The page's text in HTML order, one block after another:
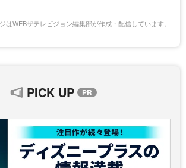
はWEBザテレビジョン編集部が作成・配信しています。
PICK UP